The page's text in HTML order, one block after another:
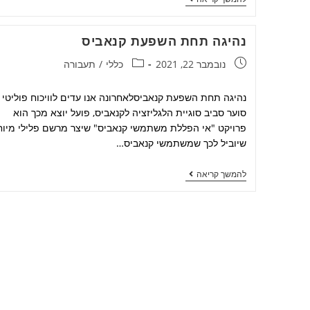
נהיגה תחת השפעת קנאביס
נובמבר 22, 2021 כללי / תעבורה
נהיגה תחת השפעת קנאביסלאחרונה אנו עדים לוויכוח פוליטי
סוער סביב סוגיית הלגליזציה לקנאביס, פועל יוצא מכך הוא
פרויקט "אי הפללת משתמשי קנאביס" שיצר מרשם פלילי
שיוביל לכך שמשתמשי קנאביס…
להמשך קריאה